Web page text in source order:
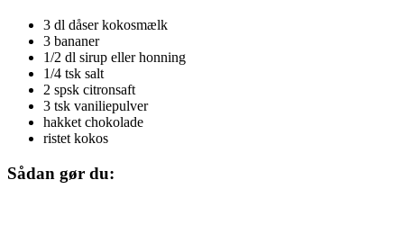
3 dl dåser kokosmælk
3 bananer
1/2 dl sirup eller honning
1/4 tsk salt
2 spsk citronsaft
3 tsk vaniliepulver
hakket chokolade
ristet kokos
Sådan gør du: